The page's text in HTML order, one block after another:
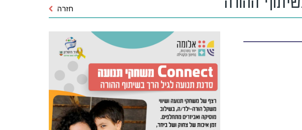
חזרה